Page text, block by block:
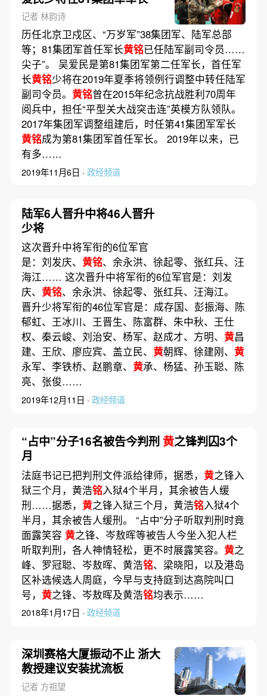
记者 林韵诗
历任北京卫戍区、“万岁军”38集团军、陆军总部
等；81集团军首任军长黄铭已任陆军副司令员……
尖子”。 吴爱民是第81集团军第二任军长，首任军
长黄铭少将在2019年夏季将领例行调整中转任陆军
副司令员。 黄铭曾在2015年纪念抗战胜利70周年
阅兵中，担任“平型关大战突击连”英模方队领队。
2017年集团军调整组建后，时任第41集团军军长
黄铭成为第81集团军首任军长。 2019年以来，已
有多……
2019年11月6日 · 政经频道
陆军6人晋升中将46人晋升
少将
这次晋升中将军衔的6位军官
是：刘发庆、 黄铭、余永洪、徐起零、张红兵、汪
海江…… 这次晋升中将军衔的6位军官是：刘发
庆、 黄铭、余永洪、徐起零、张红兵、汪海江。
晋升少将军衔的46位军官是：成存国、彭振海、陈
郁虹、王冰川、王晋生、陈富群、朱中秋、王仕
权、秦云峻、刘治安、杨军、赵成才、方明、 黄昌
建、王欣、廖应宾、盖立民、 黄朝辉、徐建刚、 黄
永军、李铁桥、赵鹏章、 黄承、杨猛、孙玉聪、陈
亮、张俊……
2019年12月11日 · 政经频道
“占中”分子16名被告今判刑 黄之锋判囚3个
月
法庭书记已把判刑文件派给律师，据悉， 黄之锋入
狱三个月，黄浩铭入狱4个半月，其余被告人缓
刑……据悉， 黄之锋入狱三个月，黄浩铭入狱4个
半月，其余被告人缓刑。 “占中”分子听取判刑时竟
面露笑容 黄之锋、岑敖晖等被告人今坐入犯人栏
听取判刑，各人神情轻松，更不时展露笑容。 黄之
峰、罗冠聪、岑敖晖、黄浩铭、梁晓阳，以及港岛
区补选候选人周庭，今早与支持庭到达高院叫口
号， 黄之锋、岑敖晖及黄浩铭均表示……
2018年1月17日 · 政经频道
深圳赛格大厦振动不止 浙大
教授建议安装扰流板
记者 方祖望